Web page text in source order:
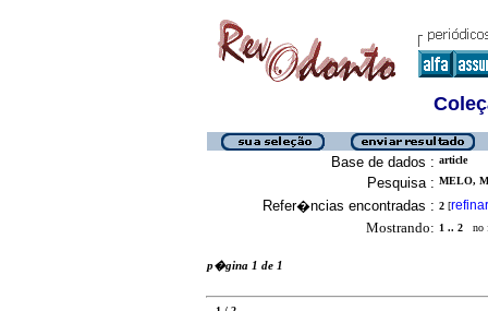
Base de dados : article
Pesquisa : MELO,
Refer�ncias encontradas : 2 [refinar
Mostrando: 1 .. 2 no
p�gina 1 de 1